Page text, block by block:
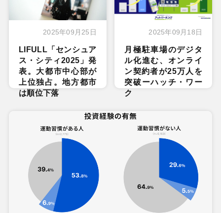
2025年09月25日
LIFULL「センシュア
ス・シティ2025」発
表。大都市中心部が
上位独占。地方都市
は順位下落
2025年09月18日
月極駐車場のデジタ
ル化進む、オンライ
ン契約者が25万人を
突破ーハッチ・ワー
ク